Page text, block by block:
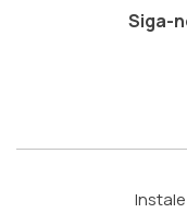
Siga-